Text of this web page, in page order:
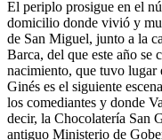
El periplo prosigue en el
domicilio donde vivió y
de San Miguel, junto a la
Barca, del que este año se
nacimiento, que tuvo lugar
Ginés es el siguiente
los comediantes y donde
decir, la Chocolatería San
antiguo Ministerio de